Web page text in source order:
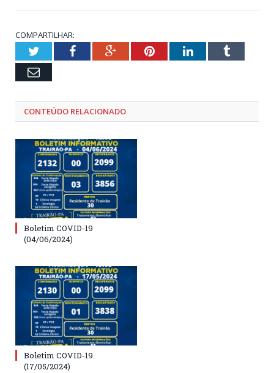
COMPARTILHAR:
TwitterFacebookGoogle+PinterestLinkedInTumblr
Email
CONTEÚDO RELACIONADO
Boletim COVID-19
(04/06/2024)
Boletim COVID-19
(17/05/2024)